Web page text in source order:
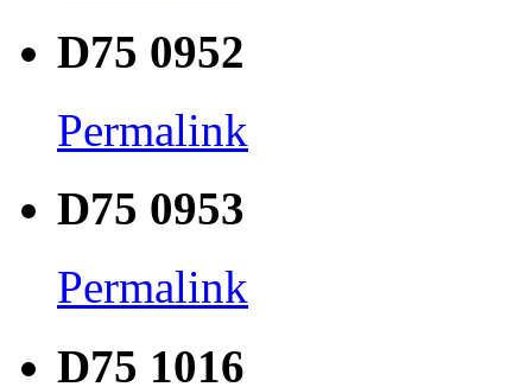
D75 0952
Permalink
D75 0953
Permalink
D75 1016